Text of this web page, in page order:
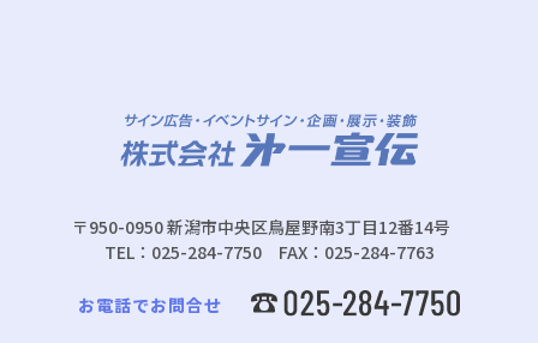
〒950-0950 新潟市中央区鳥屋野南3丁目12番14号
TEL：025-284-7750 FAX：025-284-7763
お電話でお問合せ